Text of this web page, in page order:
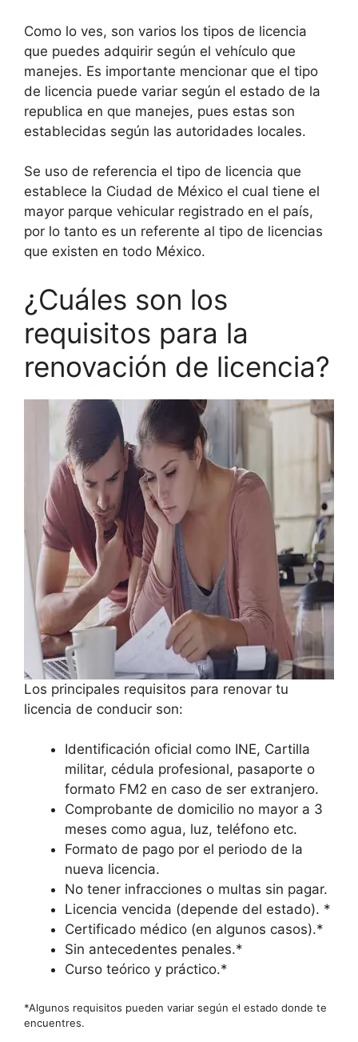
Como lo ves, son varios los tipos de licencia
que puedes adquirir según el vehículo que
manejes. Es importante mencionar que el tipo
de licencia puede variar según el estado de la
republica en que manejes, pues estas son
establecidas según las autoridades locales.
Se uso de referencia el tipo de licencia que
establece la Ciudad de México el cual tiene el
mayor parque vehicular registrado en el país,
por lo tanto es un referente al tipo de licencias
que existen en todo México.
¿Cuáles son los
requisitos para la
renovación de licencia?
Los principales requisitos para renovar tu
licencia de conducir son:
Identificación oficial como INE, Cartilla
militar, cédula profesional, pasaporte o
formato FM2 en caso de ser extranjero.
Comprobante de domicilio no mayor a 3
meses como agua, luz, teléfono etc.
Formato de pago por el periodo de la
nueva licencia.
No tener infracciones o multas sin pagar.
Licencia vencida (depende del estado). *
Certificado médico (en algunos casos).*
Sin antecedentes penales.*
Curso teórico y práctico.*
*Algunos requisitos pueden variar según el estado donde te
encuentres.